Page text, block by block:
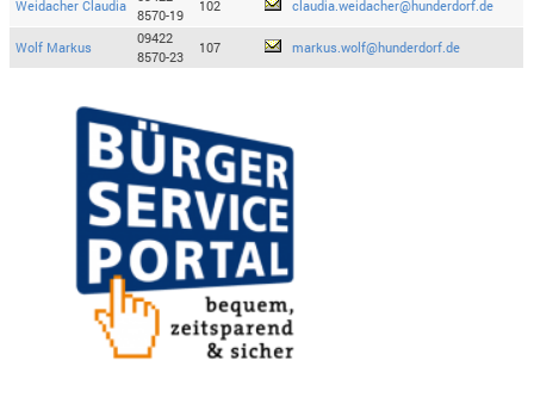
Weidacher Claudia
8570-19
102 claudia.weidacher@hunderdorf.de
Wolf Markus
09422
8570-23
107 markus.wolf@hunderdorf.de